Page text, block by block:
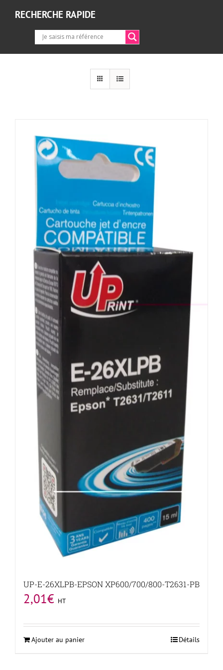
RECHERCHE RAPIDE
UP-E-26XLPB-EPSON XP600/700/800-T2631-PB
2,01€ HT
Ajouter au panier Détails